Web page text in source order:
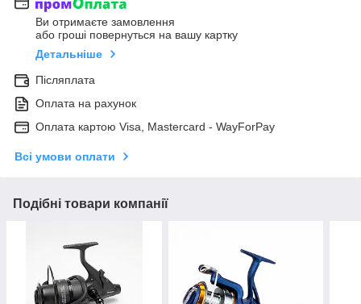
Ви отримаєте замовлення
або гроші повернуться на вашу картку
Детальніше
Післяплата
Оплата на рахунок
Оплата картою Visa, Mastercard - WayForPay
Всі умови оплати
Подібні товари компанії